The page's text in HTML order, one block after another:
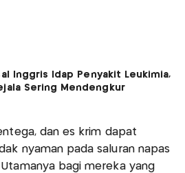
Inggris Idap Penyakit Leukimia,
Sering Mendengkur
dan es krim dapat
nyaman pada saluran napas
bagi mereka yang